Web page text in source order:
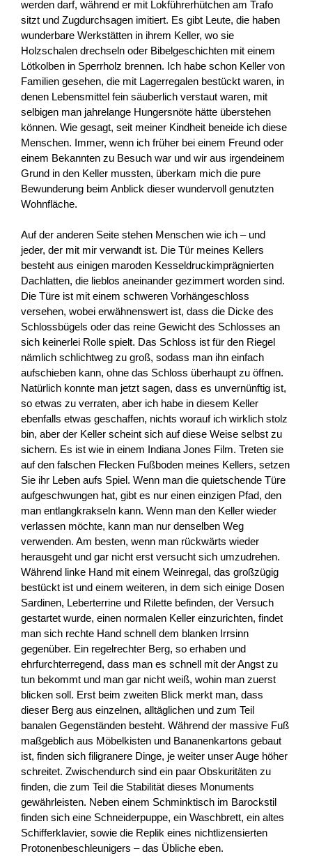
werden darf, während er mit Lokführerhütchen am Trafo
sitzt und Zugdurchsagen imitiert. Es gibt Leute, die haben
wunderbare Werkstätten in ihrem Keller, wo sie
Holzschalen drechseln oder Bibelgeschichten mit einem
Lötkolben in Sperrholz brennen. Ich habe schon Keller von
Familien gesehen, die mit Lagerregalen bestückt waren, in
denen Lebensmittel fein säuberlich verstaut waren, mit
selbigen man jahrelange Hungersnöte hätte überstehen
können. Wie gesagt, seit meiner Kindheit beneide ich diese
Menschen. Immer, wenn ich früher bei einem Freund oder
einem Bekannten zu Besuch war und wir aus irgendeinem
Grund in den Keller mussten, überkam mich die pure
Bewunderung beim Anblick dieser wundervoll genutzten
Wohnfläche.
Auf der anderen Seite stehen Menschen wie ich – und
jeder, der mit mir verwandt ist. Die Tür meines Kellers
besteht aus einigen maroden Kesseldruckimprägnierten
Dachlatten, die lieblos aneinander gezimmert worden sind.
Die Türe ist mit einem schweren Vorhängeschloss
versehen, wobei erwähnenswert ist, dass die Dicke des
Schlossbügels oder das reine Gewicht des Schlosses an
sich keinerlei Rolle spielt. Das Schloss ist für den Riegel
nämlich schlichtweg zu groß, sodass man ihn einfach
aufschieben kann, ohne das Schloss überhaupt zu öffnen.
Natürlich konnte man jetzt sagen, dass es unvernünftig ist,
so etwas zu verraten, aber ich habe in diesem Keller
ebenfalls etwas geschaffen, nichts worauf ich wirklich stolz
bin, aber der Keller scheint sich auf diese Weise selbst zu
sichern. Es ist wie in einem Indiana Jones Film. Treten sie
auf den falschen Flecken Fußboden meines Kellers, setzen
Sie ihr Leben aufs Spiel. Wenn man die quietschende Türe
aufgeschwungen hat, gibt es nur einen einzigen Pfad, den
man entlangkrakseln kann. Wenn man den Keller wieder
verlassen möchte, kann man nur denselben Weg
verwenden. Am besten, wenn man rückwärts wieder
herausgeht und gar nicht erst versucht sich umzudrehen.
Während linke Hand mit einem Weinregal, das großzügig
bestückt ist und einem weiteren, in dem sich einige Dosen
Sardinen, Leberterrine und Rilette befinden, der Versuch
gestartet wurde, einen normalen Keller einzurichten, findet
man sich rechte Hand schnell dem blanken Irrsinn
gegenüber. Ein regelrechter Berg, so erhaben und
ehrfurchterregend, dass man es schnell mit der Angst zu
tun bekommt und man gar nicht weiß, wohin man zuerst
blicken soll. Erst beim zweiten Blick merkt man, dass
dieser Berg aus einzelnen, alltäglichen und zum Teil
banalen Gegenständen besteht. Während der massive Fuß
maßgeblich aus Möbelkisten und Bananenkartons gebaut
ist, finden sich filigranere Dinge, je weiter unser Auge höher
schreitet. Zwischendurch sind ein paar Obskuritäten zu
finden, die zum Teil die Stabilität dieses Monuments
gewährleisten. Neben einem Schminktisch im Barockstil
finden sich eine Schneiderpuppe, ein Waschbrett, ein altes
Schifferklavier, sowie die Replik eines nichtlizensierten
Protonenbeschleunigers – das Übliche eben.